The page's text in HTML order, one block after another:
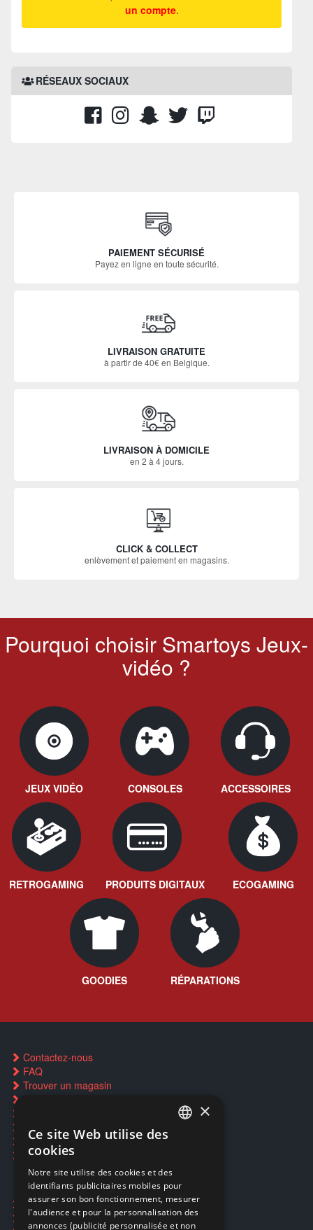
un compte.
RÉSEAUX SOCIAUX
PAIEMENT SÉCURISÉ
Payez en ligne en toute sécurité.
LIVRAISON GRATUITE
à partir de 40€ en Belgique.
LIVRAISON À DOMICILE
en 2 à 4 jours.
CLICK & COLLECT
enlèvement et paiement en magasins.
Pourquoi choisir Smartoys Jeux-
vidéo ?
JEUX VIDÉO CONSOLES ACCESSOIRES
RETROGAMING PRODUITS DIGITAUX ECOGAMING
GOODIES RÉPARATIONS
Contactez-nous
FAQ
Trouver un magasin
Restauration CD griffés
Réparations & SAV
Smartpoints
Ecogaming
Expédition & retours
ENGLISH
×
Ce site Web utilise des
cookies
Notre site utilise des cookies et des
identifiants publicitaires mobiles pour
assurer son bon fonctionnement, mesurer
l'audience et pour la personnalisation des
annonces (publicité personnalisée et non